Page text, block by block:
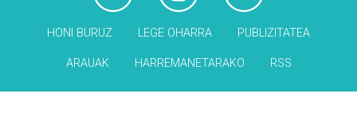
HONI BURUZ LEGE OHARRA PUBLIZITATEA
ARAUAK HARREMANETARAKO RSS